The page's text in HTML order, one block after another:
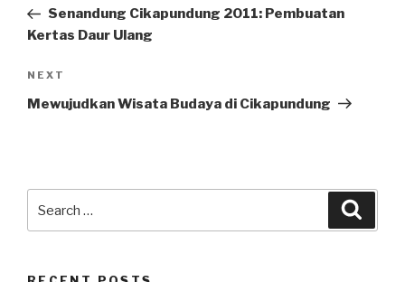
PostSenandung Cikapundung 2011: Pembuatan
Kertas Daur Ulang
Next
Post
NEXT
Mewujudkan Wisata Budaya di Cikapundung